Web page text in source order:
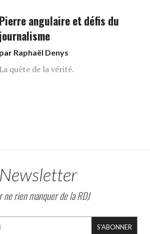
Pierre angulaire et défis du
journalisme
par Raphaël Denys
La quête de la vérité.
Newsletter
ne rien manquer de la RDJ
S'ABONNER